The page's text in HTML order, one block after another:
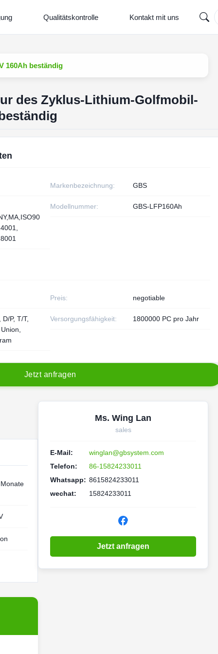
Qualitätskontrolle Kontakt mit uns
160Ah beständig
des Zyklus-Lithium-Golfmobil-
Markenbezeichnung: GBS
Modellnummer: GBS-LFP160Ah
Preis: negotiable
P, T/T,
Versorgungsfähigkeit: 1800000 PC pro Jahr
Jetzt anfragen
Ms. Wing Lan
sales
E-Mail:
winglan@gbsystem.com
Telefon:
86-15824233011
Whatsapp: 8615824233011
wechat:
15824233011
Jetzt anfragen